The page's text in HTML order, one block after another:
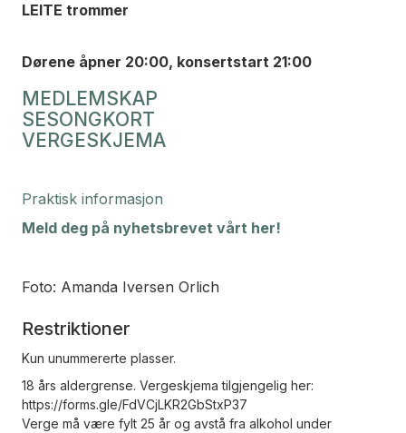
LEITE trommer
Dørene åpner 20:00, konsertstart 21:00
MEDLEMSKAP
SESONGKORT
VERGESKJEMA
Praktisk informasjon
Meld deg på nyhetsbrevet vårt her!
Foto: Amanda Iversen Orlich
Restriktioner
Kun unummererte plasser.
18 års aldergrense. Vergeskjema tilgjengelig her:
https://forms.gle/FdVCjLKR2GbStxP37
Verge må være fylt 25 år og avstå fra alkohol under